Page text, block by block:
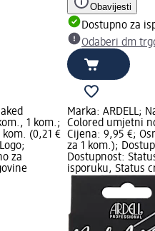
Obavijesti
Dostupno za
Odaberi dm
1 kom.;
(0,21 €
za
Marka: ARDELL;
Colored umjetni
Cijena: 9,95 €;
za 1 kom.);
Dostupnost:
isporuku, Status